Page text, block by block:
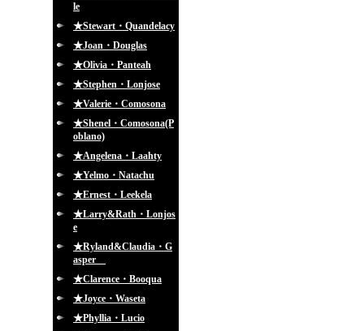
le
★Stewart・Quandelacy
★Joan・Douglas
★Olivia・Panteah
★Stephen・Lonjose
★Valerie・Comosona
★Shenel・Comosona(P
oblano)
★Angelena・Laahty
★Yelmo・Natachu
★Ernest・Leekela
★Larry&Rath・Lonjos
e
★Ryland&Claudia・G
asper
★Clarence・Booqua
★Joyce・Waseta
★Phyllia・Lucio